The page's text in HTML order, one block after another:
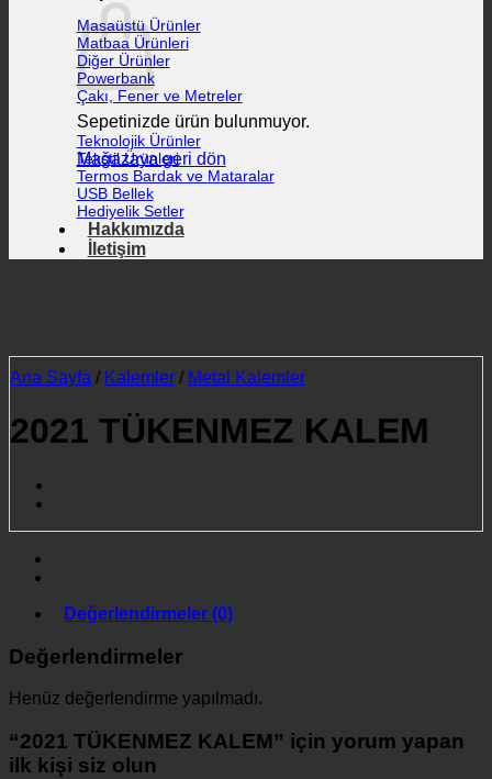
Sepetinizde ürün bulunmuyor.
Mağazaya geri dön
Masaüstü Ürünler
Matbaa Ürünleri
Diğer Ürünler
Powerbank
Çakı, Fener ve Metreler
Teknolojik Ürünler
Tekstil Ürünleri
Termos Bardak ve Mataralar
USB Bellek
Hediyelik Setler
Hakkımızda
İletişim
Ana Sayfa / Kalemler / Metal Kalemler
2021 TÜKENMEZ KALEM
Değerlendirmeler (0)
Değerlendirmeler
Henüz değerlendirme yapılmadı.
“2021 TÜKENMEZ KALEM” için yorum yapan
ilk kişi siz olun